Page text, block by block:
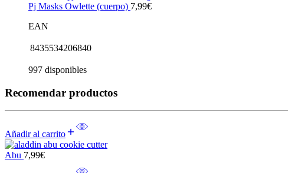
Pj Masks Owlette (cuerpo) 7,99€
EAN
8435534206840
997 disponibles
Recomendar productos
Añadir al carrito
Abu 7,99€